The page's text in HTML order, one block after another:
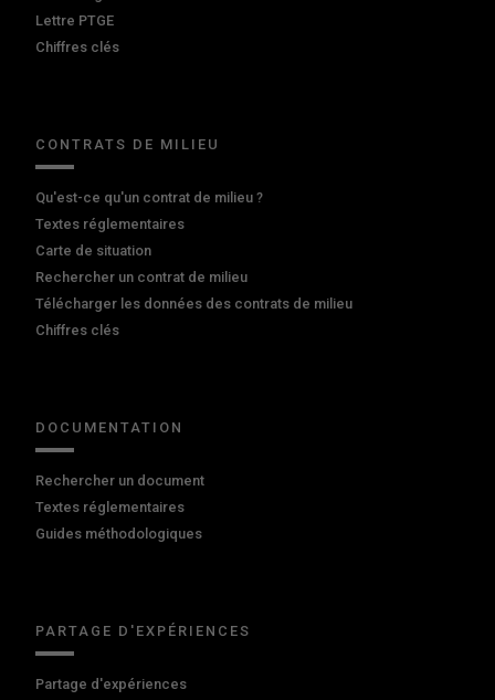
Lettre PTGE
Chiffres clés
CONTRATS DE MILIEU
Qu'est-ce qu'un contrat de milieu ?
Textes réglementaires
Carte de situation
Rechercher un contrat de milieu
Télécharger les données des contrats de milieu
Chiffres clés
DOCUMENTATION
Rechercher un document
Textes réglementaires
Guides méthodologiques
PARTAGE D'EXPÉRIENCES
Partage d'expériences